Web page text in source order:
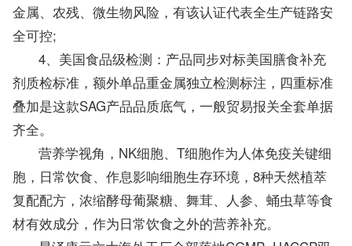
金属、农残、微生物风险，有该认证代表全生产链路安
全可控;
4、美国食品级检测：产品同步对标美国膳食补充
剂质检标准，额外单品重金属独立检测标注，四重标准
叠加是这款SAG产品品质底气，一般贸易报关全套单据
齐全。
营养学视角，NK细胞、T细胞作为人体免疫关键细
胞，日常饮食、作息影响细胞生存环境，8种天然植萃
复配配方，浓缩酵母葡聚糖、舞茸、人参、蛹虫草等食
材有效成分，作为日常饮食之外的营养补充。